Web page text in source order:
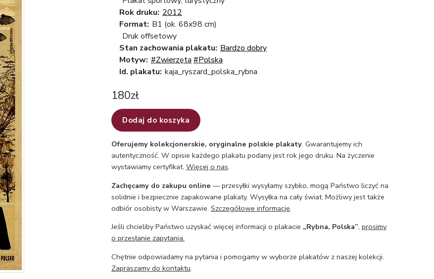
Rok druku: 2012
Format: B1 (ok. 68x98 cm)
Druk offsetowy
Stan zachowania plakatu: Bardzo dobry
Motyw: #Zwierzęta #Polska
Id. plakatu: kaja_ryszard_polska_rybna
180zł
Dodaj do koszyka
Oferujemy kolekcjonerskie, oryginalne polskie plakaty. Gwarantujemy ich
autentyczność. W opisie każdego plakatu podany jest rok jego druku. Na życzenie
wystawiamy certyfikat. Więcej o nas.
Zachęcamy do zakupu online — przesyłki wysyłamy szybko, mogą Państwo liczyć na
solidnie i bezpiecznie zapakowane plakaty. Wysyłka na cały świat. Możliwy jest także
odbiór osobisty w Warszawie. Szczegółowe informacje.
Jeśli chcieliby Państwo uzyskać więcej informacji o plakacie „Rybna, Polska”, prosimy
o przesłanie zapytania.
Chętnie odpowiadamy na pytania i pomogamy w wyborze plakatów z naszej kolekcji.
Zapraszamy do kontaktu.